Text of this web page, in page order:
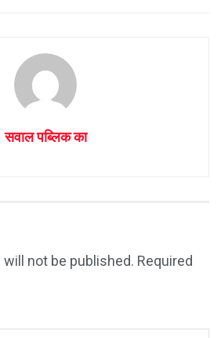
सवाल पब्लिक का
not be published. Required